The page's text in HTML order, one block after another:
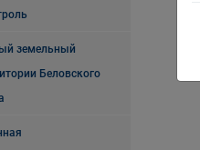
земельный
Беловского